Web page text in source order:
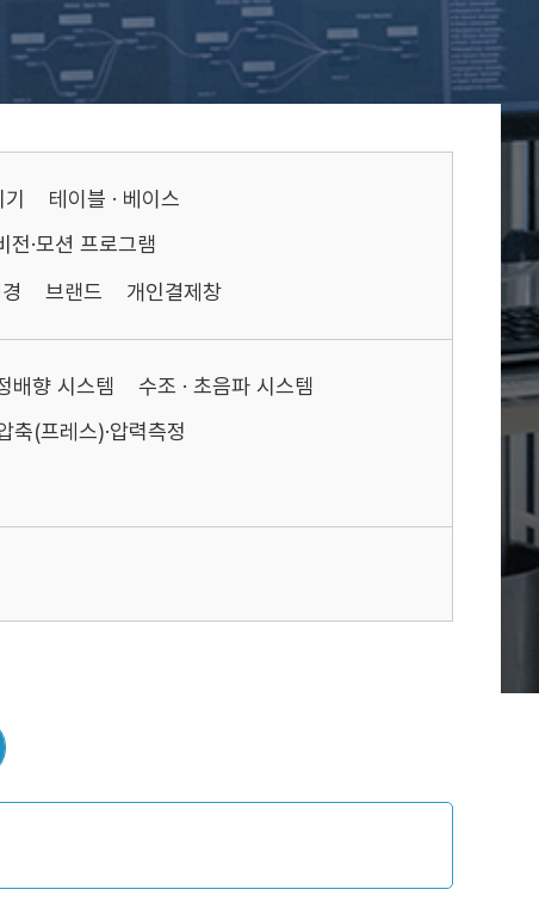
테이블 · 베이스
전·모션 프로그램
브랜드 개인결제창
배향 시스템
수조 · 초음파 시스템
축(프레스)·압력측정